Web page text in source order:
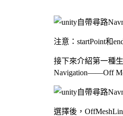
注意：startPoint和
接下來介紹第一種
Navigation——Off
選擇後，